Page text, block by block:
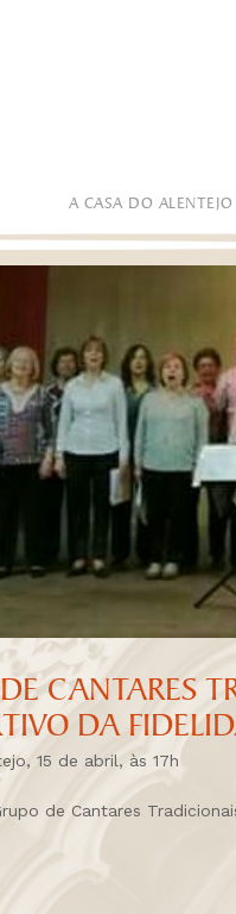
A CASA DO ALENTEJO
CANTARES
DA
15 de abril, às 17h
de Cantares